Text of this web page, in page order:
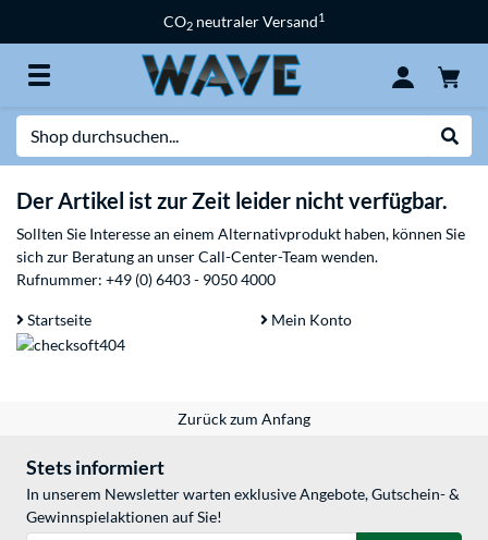
CO2 neutraler Versand1
Der Artikel ist zur Zeit leider nicht verfügbar.
Sollten Sie Interesse an einem Alternativprodukt haben, können Sie
sich zur Beratung an unser Call-Center-Team wenden.
Rufnummer: +49 (0) 6403 - 9050 4000
Startseite Mein Konto
Zurück zum Anfang
Stets informiert
In unserem Newsletter warten exklusive Angebote, Gutschein- &
Gewinnspielaktionen auf Sie!